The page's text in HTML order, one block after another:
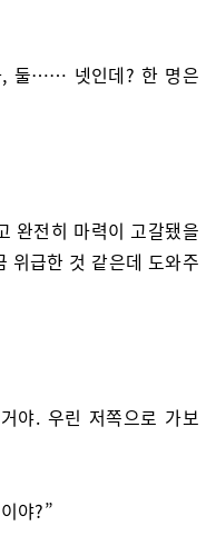
, 둘…… 넷인데? 한 명은
완전히 마력이 고갈됐을
위급한 것 같은데 도와주
야. 우린 저쪽으로 가보
야?”